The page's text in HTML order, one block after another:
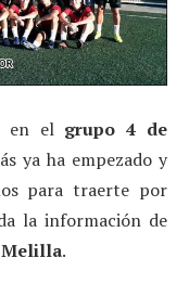
en el grupo 4 de
ya ha empezado y
para traerte por
la información de
Melilla.